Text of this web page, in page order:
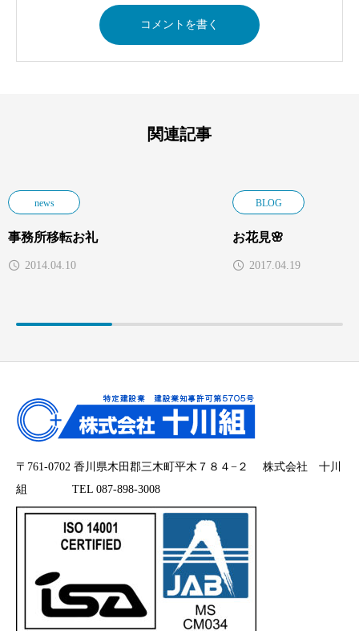
関連記事
news
事務所移転お礼
2014.04.10
BLOG
お花見🌸
2017.04.19
〒761-0702 香川県木田郡三木町平木７８４−２ 株式会社 十川
組 TEL 087-898-3008